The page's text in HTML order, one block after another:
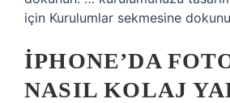
için Kurulumlar sekmesine
IPHONE’DA
NASIL KOLAJ